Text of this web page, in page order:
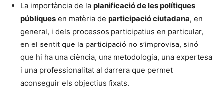
La importància de la planificació de les polítiques
públiques en matèria de participació ciutadana, en
general, i dels processos participatius en particular,
en el sentit que la participació no s’improvisa, sinó
que hi ha una ciència, una metodologia, una expertesa
i una professionalitat al darrera que permet
aconseguir els objectius fixats.